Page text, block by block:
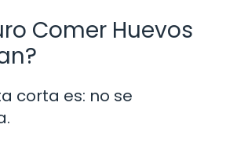
Comer Huevos
corta es: no se